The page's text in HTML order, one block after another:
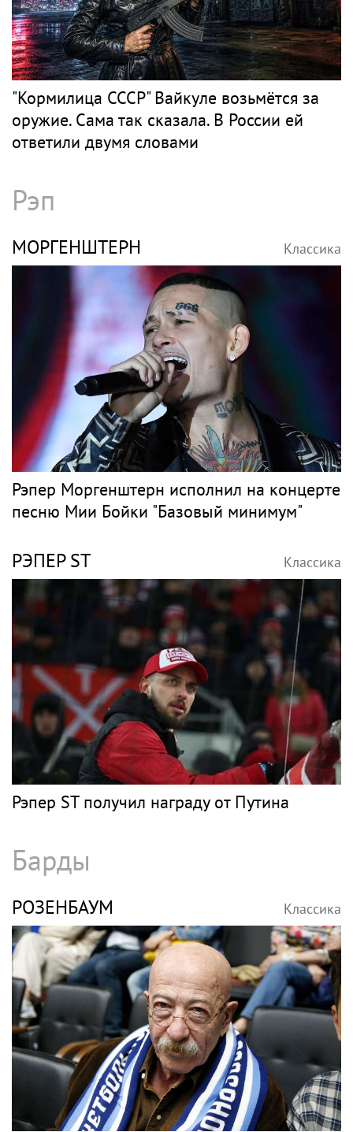
"Кормилица СССР" Вайкуле возьмётся за
оружие. Сама так сказала. В России ей
ответили двумя словами
Рэп
МОРГЕНШТЕРН Классика
Рэпер Моргенштерн исполнил на концерте
песню Мии Бойки "Базовый минимум"
РЭПЕР ST Классика
Рэпер ST получил награду от Путина
Барды
РОЗЕНБАУМ Классика